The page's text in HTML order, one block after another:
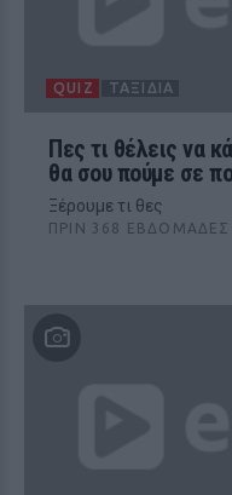
QUIZ ΤΑΞΊΔΙΑ
Πες τι θέλεις να
θα σου πούμε σε
Ξέρουμε τι θες
ΠΡΙΝ 368 ΕΒΔΟΜΆΔΕΣ